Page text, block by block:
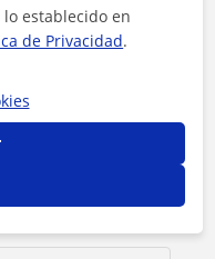
6€/h
lo establecido en
de Privacidad.